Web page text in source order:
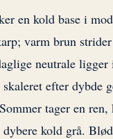
en kold base i
varm brun
neutrale
efter dybde
tager en
kold grå.